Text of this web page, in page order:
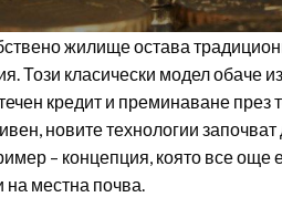
жилище остава
Този класически модел обаче
кредит и преминаване
новите технологии
– концепция, която все още
на местна почва.